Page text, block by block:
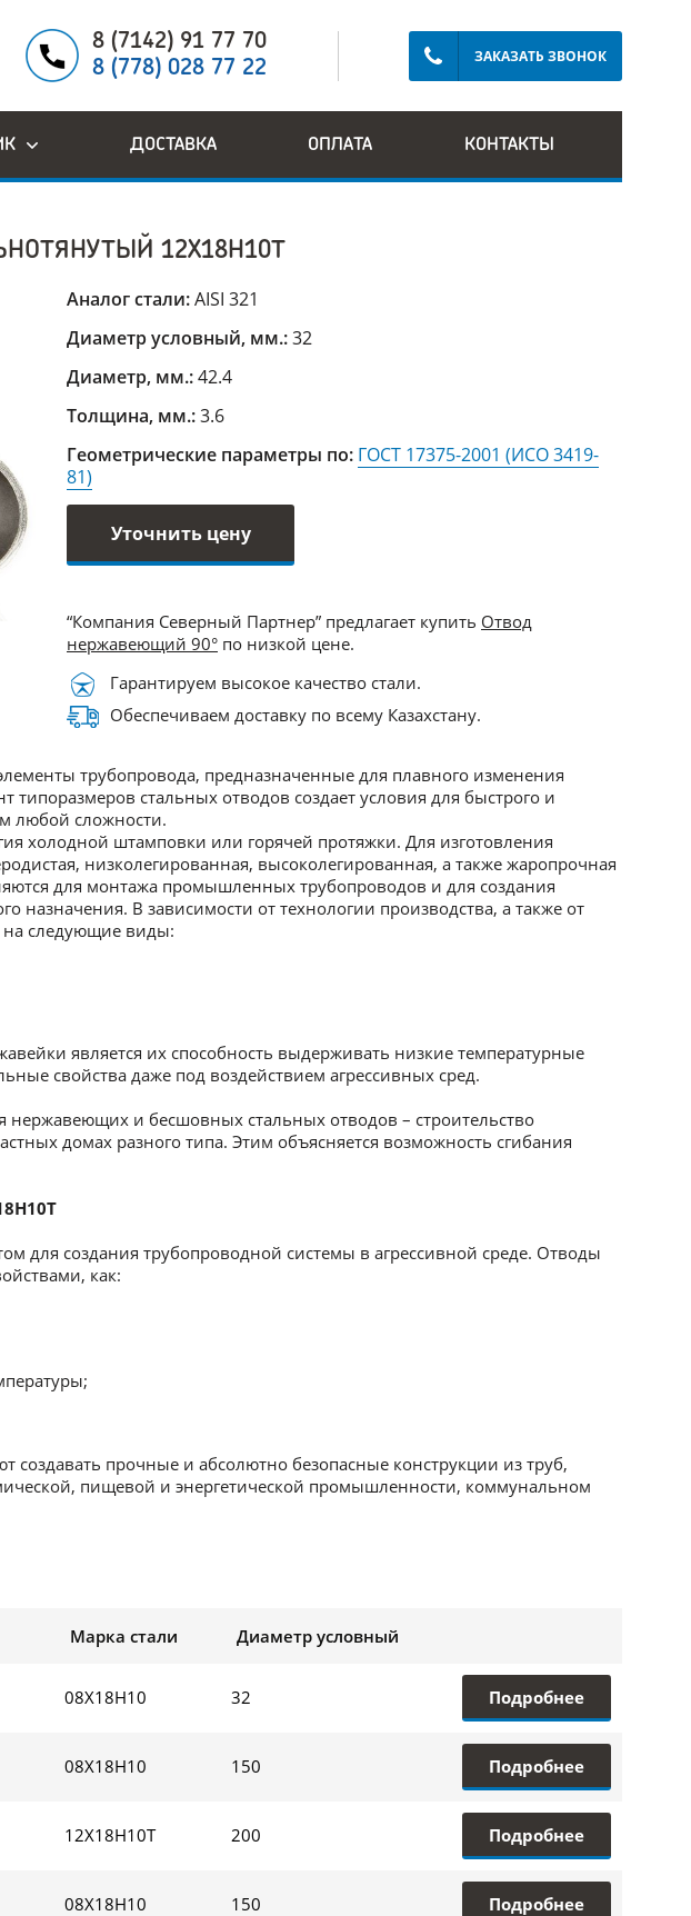
8 (7142) 91 77 70
8 (778) 028 77 22
ЗАКАЗАТЬ ЗВОНОК
ДОСТАВКА ОПЛАТА КОНТАКТЫ
12Х18Н10Т
Аналог стали:AISI 321
Диаметр условный, мм.:32
Диаметр, мм.:42.4
Толщина, мм.:3.6
Геометрические параметры по: ГОСТ 17375-2001 (ИСО 3419-
81)
Уточнить цену
“Компания Северный Партнер” предлагает купить Отвод
нержавеющий 90° по низкой цене.
Гарантируем высокое качество стали.
Обеспечиваем доставку по всему Казахстану.
трубопровода, предназначенные для плавного изменения
стальных отводов создает условия для быстрого и
любой сложности.
холодной штамповки или горячей протяжки. Для изготовления
низколегированная, высоколегированная, а также жаропрочная
для монтажа промышленных трубопроводов и для создания
назначения. В зависимости от технологии производства, а также от
на следующие виды:
является их способность выдерживать низкие температурные
свойства даже под воздействием агрессивных сред.
нержавеющих и бесшовных стальных отводов – строительство
домах разного типа. Этим объясняется возможность сгибания
для создания трубопроводной системы в агрессивной среде. Отводы
как:
создавать прочные и абсолютно безопасные конструкции из труб,
пищевой и энергетической промышленности, коммунальном
Марка стали Диаметр условный
08Х18Н10 32 Подробнее
08Х18Н10 150 Подробнее
12Х18Н10Т 200 Подробнее
08Х18Н10 150 Подробнее